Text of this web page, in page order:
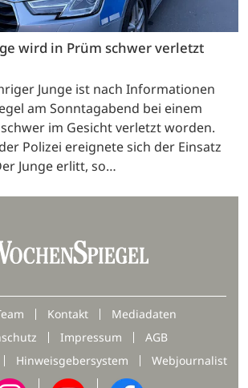
wird in Prüm schwer verletzt
Junge ist nach Informationen
am Sonntagabend bei einem
im Gesicht verletzt worden.
Polizei ereignete sich der Einsatz
Junge erlitt, so…
Kontakt
Mediadaten
Impressum
AGB
Hinweisgebersystem Webjournalist